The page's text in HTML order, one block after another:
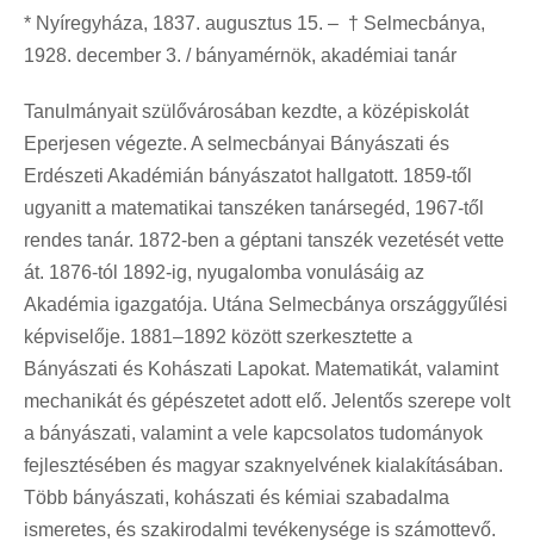
* Nyíregyháza, 1837. augusztus 15. – † Selmecbánya,
1928. december 3. / bányamérnök, akadémiai tanár
Tanulmányait szülővárosában kezdte, a középiskolát
Eperjesen végezte. A selmecbányai Bányászati és
Erdészeti Akadémián bányászatot hallgatott. 1859-től
ugyanitt a matematikai tanszéken tanársegéd, 1967-től
rendes tanár. 1872-ben a géptani tanszék vezetését vette
át. 1876-tól 1892-ig, nyugalomba vonulásáig az
Akadémia igazgatója. Utána Selmecbánya országgyűlési
képviselője. 1881–1892 között szerkesztette a
Bányászati és Kohászati Lapokat. Matematikát, valamint
mechanikát és gépészetet adott elő. Jelentős szerepe volt
a bányászati, valamint a vele kapcsolatos tudományok
fejlesztésében és magyar szaknyelvének kialakításában.
Több bányászati, kohászati és kémiai szabadalma
ismeretes, és szakirodalmi tevékenysége is számottevő.